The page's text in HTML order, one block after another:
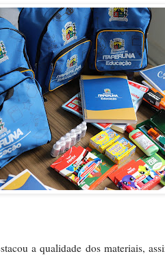
a qualidade dos materiais,